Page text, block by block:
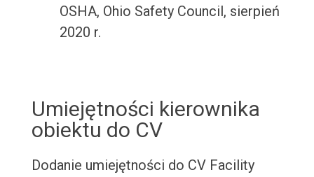
OSHA, Ohio Safety Council, sierpień
2020 r.
Umiejętności kierownika
obiektu do CV
Dodanie umiejętności do CV Facility